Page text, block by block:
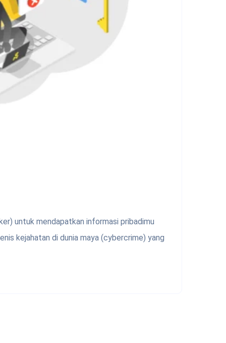
untuk mendapatkan informasi pribadimu
kejahatan di dunia maya (cybercrime) yang